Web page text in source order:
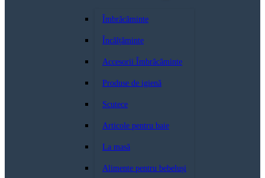
Îmbrăcăminte
Încălțăminte
Accesorii Îmbrăcăminte
Produse de igienă
Scutece
Articole pentru baie
La masă
Alimente pentru bebeluși